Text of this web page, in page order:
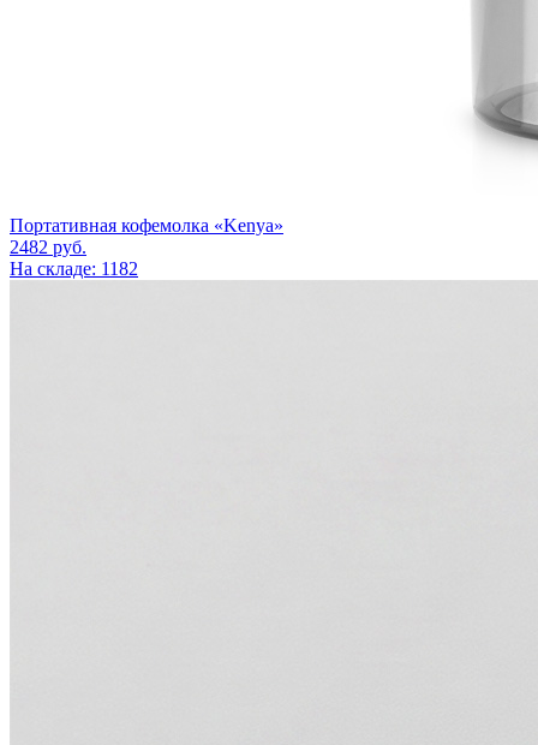
Портативная кофемолка «Kenya»
2482 руб.
На складе: 1182